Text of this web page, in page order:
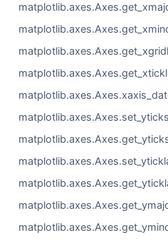
matplotlib.axes.Axes.set_yticks